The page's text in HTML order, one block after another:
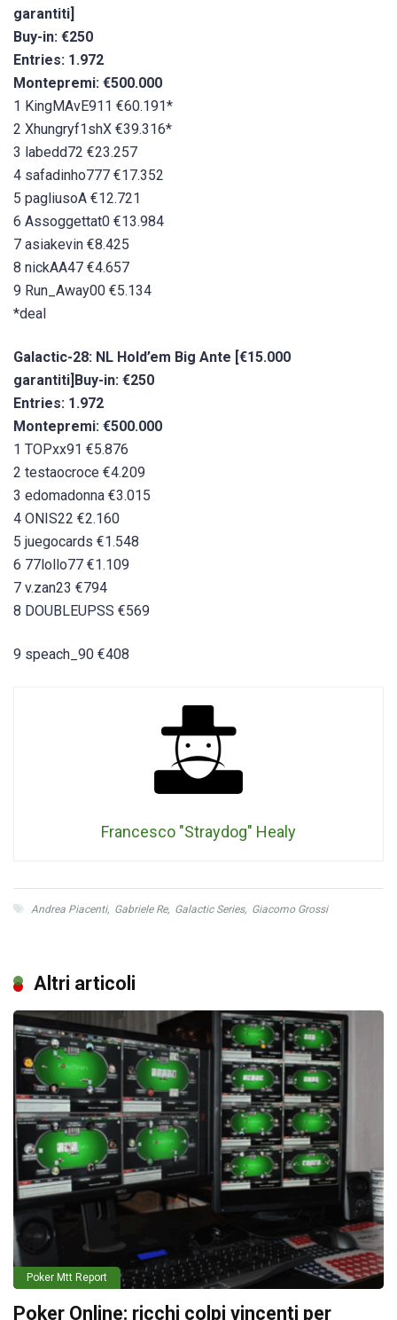
garantiti]
Buy-in: €250
Entries: 1.972
Montepremi: €500.000
1 KingMAvE911 €60.191*
2 Xhungryf1shX €39.316*
3 labedd72 €23.257
4 safadinho777 €17.352
5 pagliusoA €12.721
6 Assoggettat0 €13.984
7 asiakevin €8.425
8 nickAA47 €4.657
9 Run_Away00 €5.134
*deal
Galactic-28: NL Hold’em Big Ante [€15.000
garantiti] Buy-in: €250
Entries: 1.972
Montepremi: €500.000
1 TOPxx91 €5.876
2 testaocroce €4.209
3 edomadonna €3.015
4 ONIS22 €2.160
5 juegocards €1.548
6 77lollo77 €1.109
7 v.zan23 €794
8 DOUBLEUPSS €569
9 speach_90 €408
Francesco "Straydog" Healy
Andrea Piacenti, Gabriele Re, Galactic Series, Giacomo Grossi
Altri articoli
Poker Mtt Report
Poker Online: ricchi colpi vincenti per